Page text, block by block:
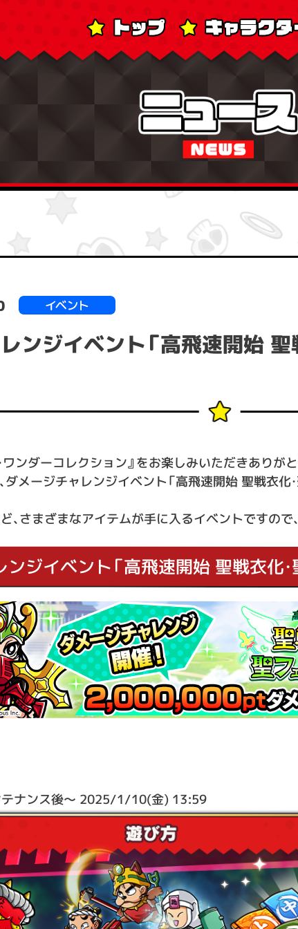
ンジイベント「高飛速開始 聖
ワンダーコレクション』をお楽しみいただきありが
メージチャレンジイベント「高飛速開始 聖戦衣化・
、さまざまなアイテムが手に入るイベントですので
ジイベント「高飛速開始 聖戦衣化・
ナンス後～ 2025/1/10(金) 13:59